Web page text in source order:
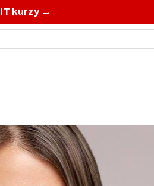
kurzy →